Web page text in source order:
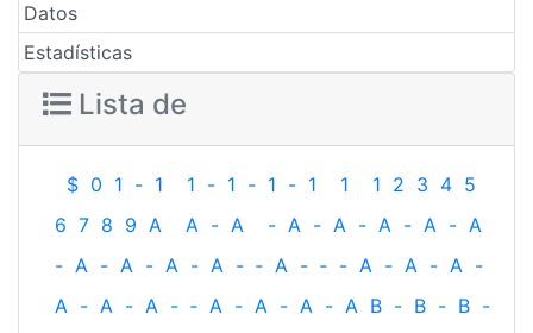
Datos
Estadísticas
Lista de
$ 0 1 - 1 1 - 1 - 1 - 1 1 1 2 3 4 5
6 7 8 9 A A - A - A - A - A - A - A
- A - A - A - A - ‐ A - ‐ - A - A - A -
A - A - A - ‐ A - A - A - A B - B - B -